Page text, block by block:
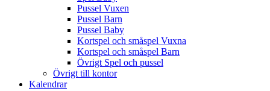
Pussel Vuxen
Pussel Barn
Pussel Baby
Kortspel och småspel Vuxna
Kortspel och småspel Barn
Övrigt Spel och pussel
Övrigt till kontor
Kalendrar